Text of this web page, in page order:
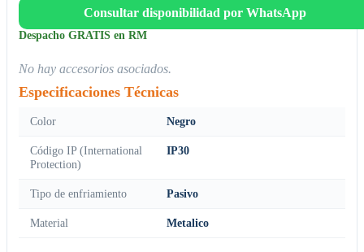
Consultar disponibilidad por WhatsApp
Despacho GRATIS en RM
No hay accesorios asociados.
Especificaciones Técnicas
Color Negro
Código IP (International
Protection)
IP30
Tipo de enfriamiento Pasivo
Material Metalico